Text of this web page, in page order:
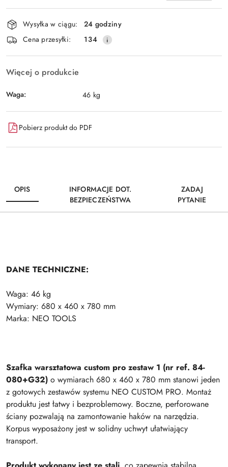
Wyślij
Dostępność
i
dostawa
Wysyłka w ciągu:
24 godziny
Cena przesyłki:
134
Więcej o produkcie
Waga: 46 kg
Pobierz produkt do PDF
OPIS
INFORMACJE DOT.
BEZPIECZEŃSTWA
ZADAJ
PYTANIE
DANE TECHNICZNE:
Waga: 46 kg
Wymiary: 680 x 460 x 780 mm
Marka: NEO TOOLS
Szafka warsztatowa custom pro zestaw 1 (nr ref. 84-
080+G32) o wymiarach 680 x 460 x 780 mm stanowi jeden
z gotowych zestawów systemu NEO CUSTOM PRO. Montaż
produktu jest łatwy i bezproblemowy. Boczne, perforowane
ściany pozwalają na zamontowanie haków na narzędzia.
Korpus wyposażony jest w solidny uchwyt ułatwiający
transport.